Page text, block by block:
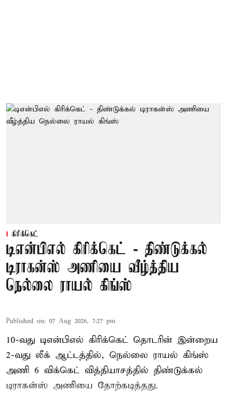
கிரிக்கெட்
டிஎன்பிஎல் கிரிக்கெட் - திண்டுக்கல்
டிராகன்ஸ் அணியை வீழ்த்திய
நெல்லை ராயல் கிங்ஸ்
Published on: 07 Aug 2026, 7:27 pm
10-வது டிஎன்பிஎல் கிரிக்கெட் தொடரின் இன்றைய
2-வது லீக் ஆட்டத்தில், நெல்லை ராயல் கிங்ஸ்
அணி 6 விக்கெட் வித்தியாசத்தில் திண்டுக்கல்
டிராகன்ஸ் அணியை தோற்கடித்தது.